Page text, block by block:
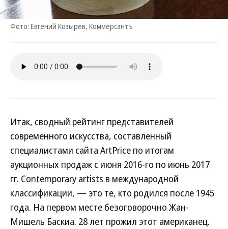
Фото: Евгений Козырев, Коммерсантъ
Итак, сводный рейтинг представителей
современного искусства, составленный
специалистами сайта ArtPrice по итогам
аукционных продаж с июня 2016-го по июнь 2017
гг. Contemporary artists в международной
классификации, — это те, кто родился после 1945
года. На первом месте безоговорочно Жан-
Мишель Баскиа. 28 лет прожил этот американец.